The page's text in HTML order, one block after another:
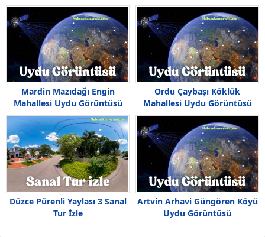
Mardin Mazıdağı Engin
Mahallesi Uydu Görüntüsü
Haritası
Ordu Çaybaşı Köklük
Mahallesi Uydu Görüntüsü
Düzce Pürenli Yaylası 3 Sanal
Tur İzle
Artvin Arhavi Güngören Köyü
Uydu Görüntüsü